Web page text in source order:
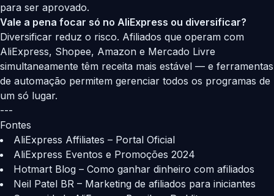
para ser aprovado.
Vale a pena focar só no AliExpress ou diversificar?
Diversificar reduz o risco. Afiliados que operam com
AliExpress, Shopee, Amazon e Mercado Livre
simultaneamente têm receita mais estável — e ferramentas
de automação permitem gerenciar todos os programas de
um só lugar.
---
Fontes
AliExpress Affiliates – Portal Oficial
AliExpress Eventos e Promoções 2024
Hotmart Blog – Como ganhar dinheiro com afiliados
Neil Patel BR – Marketing de afiliados para iniciantes